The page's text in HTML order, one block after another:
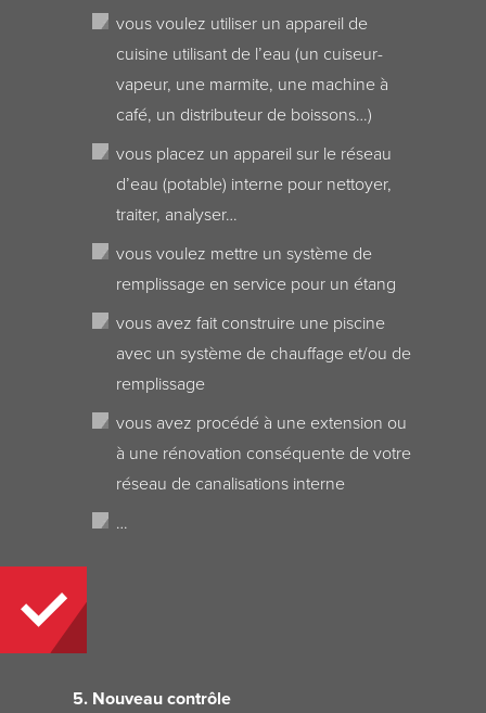
vous voulez utiliser un appareil de
cuisine utilisant de l’eau (un cuiseur-
vapeur, une marmite, une machine à
café, un distributeur de boissons…)
vous placez un appareil sur le réseau
d’eau (potable) interne pour nettoyer,
traiter, analyser…
vous voulez mettre un système de
remplissage en service pour un étang
vous avez fait construire une piscine
avec un système de chauffage et/ou de
remplissage
vous avez procédé à une extension ou
à une rénovation conséquente de votre
réseau de canalisations interne
…
5. Nouveau contrôle